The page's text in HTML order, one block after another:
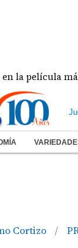
más
Cortizo /